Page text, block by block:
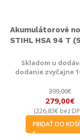
Akumulátorové
STIHL HSA 94 T
Skladom u
dodanie zvyčajne
399,00€
279,00€
(226,83€ bez
PRIDAŤ DO